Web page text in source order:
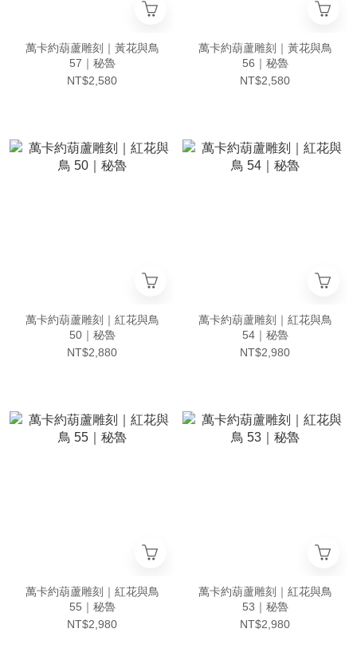
萬卡約葫蘆雕刻｜黃花與鳥
57｜秘魯
NT$2,580
萬卡約葫蘆雕刻｜黃花與鳥
56｜秘魯
NT$2,580
萬卡約葫蘆雕刻｜紅花與鳥
50｜秘魯
NT$2,880
萬卡約葫蘆雕刻｜紅花與鳥
54｜秘魯
NT$2,980
萬卡約葫蘆雕刻｜紅花與鳥
55｜秘魯
NT$2,980
萬卡約葫蘆雕刻｜紅花與鳥
53｜秘魯
NT$2,980